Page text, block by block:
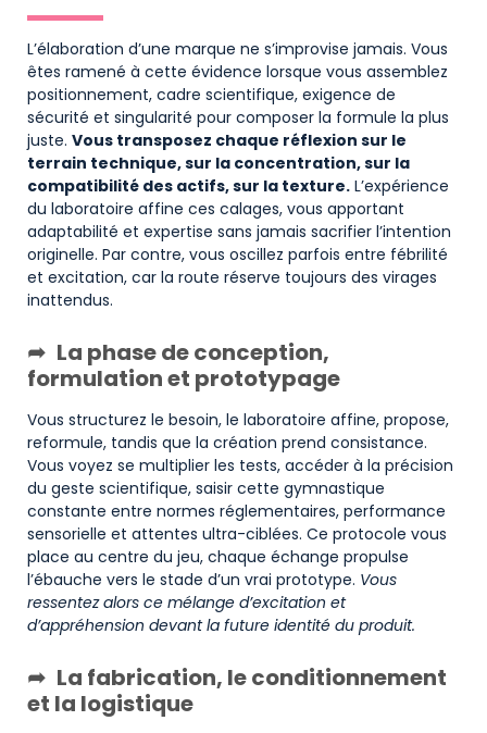
L’élaboration d’une marque ne s’improvise jamais. Vous
êtes ramené à cette évidence lorsque vous assemblez
positionnement, cadre scientifique, exigence de
sécurité et singularité pour composer la formule la plus
juste. Vous transposez chaque réflexion sur le
terrain technique, sur la concentration, sur la
compatibilité des actifs, sur la texture. L’expérience
du laboratoire affine ces calages, vous apportant
adaptabilité et expertise sans jamais sacrifier l’intention
originelle. Par contre, vous oscillez parfois entre fébrilité
et excitation, car la route réserve toujours des virages
inattendus.
La phase de conception,
formulation et prototypage
Vous structurez le besoin, le laboratoire affine, propose,
reformule, tandis que la création prend consistance.
Vous voyez se multiplier les tests, accéder à la précision
du geste scientifique, saisir cette gymnastique
constante entre normes réglementaires, performance
sensorielle et attentes ultra-ciblées. Ce protocole vous
place au centre du jeu, chaque échange propulse
l’ébauche vers le stade d’un vrai prototype. Vous
ressentez alors ce mélange d’excitation et
d’appréhension devant la future identité du produit.
La fabrication, le conditionnement
et la logistique